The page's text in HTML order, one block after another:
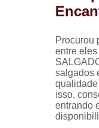
Procurou
entre
salgados
isso,
entrando